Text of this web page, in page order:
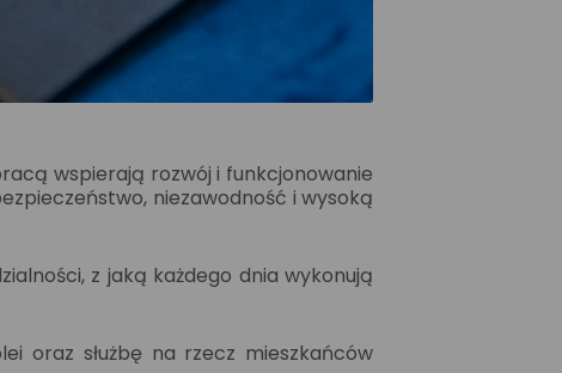
wspierają rozwój i funkcjonowanie
niezawodność i wysoką
z jaką każdego dnia wykonują
oraz służbę na rzecz mieszkańców